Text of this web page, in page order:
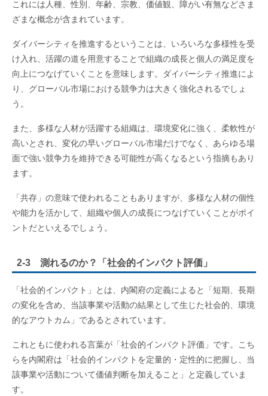
これには人種、性別、年齢、宗教、価値観、障がい有無などさま
ざまな概念が含まれています。
ダイバーシティを推進するということは、いろいろな多様性を受
け入れ、活躍の道を用意することで組織の成長と個人の満足度を
向上につなげていくことを意味します。ダイバーシティ推進によ
り、グローバル市場における競争力は大きく強化されるでしょ
う。
また、多様な人材が活躍する組織は、環境変化に強く、柔軟性が
高いとされ、変化の早いグローバル市場だけでなく、あらゆる場
面で強い競争力を維持できる可能性が高くなるという指摘もあり
ます。
「共存」の意味で使われることもありますが、多様な人材の個性
や能力を活かして、組織や個人の成長につなげていくことがポイ
ントだといえるでしょう。
2-3 測れるのか？「社会的インパクト評価」
「社会的インパクト」とは、内閣府の定義によると「短期、長期
の変化を含め、当該事業や活動の結果として生じた社会的、環境
的なアウトカム」であるとされています。
これともに使われる言葉が「社会的インパクト評価」です。こち
らを内閣府は「社会的インパクトを定量的・定性的に把握し、当
該事業や活動について価値判断を加えること」と定義していま
す。